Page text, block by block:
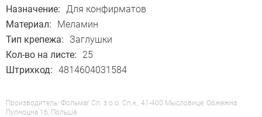
Назначение: Для конфирматов
Материал:
Меламин
Тип крепежа: Заглушки
Кол-во на листе:
25
Штрихкод: 4814604031584
Производитель: Фольмаг Сп. з о.о. Сп.к., 41-400 Мысловице, Обжежна
Пулноцна 16, Польша